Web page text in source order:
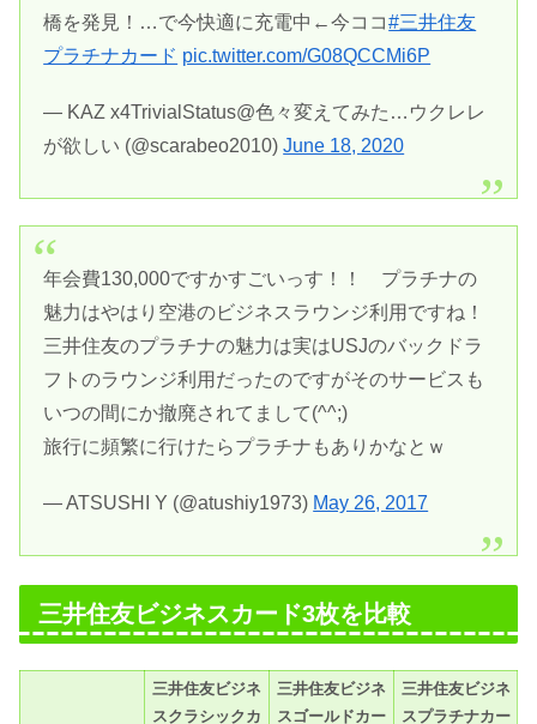
橋を発見！…で今快適に充電中←今ココ#三井住友
プラチナカード pic.twitter.com/G08QCCMi6P
— KAZ x4TrivialStatus@色々変えてみた…ウクレレ
が欲しい (@scarabeo2010)June 18, 2020
年会費130,000ですかすごいっす！！ プラチナの
魅力はやはり空港のビジネスラウンジ利用ですね！
三井住友のプラチナの魅力は実はUSJのバックドラ
フトのラウンジ利用だったのですがそのサービスも
いつの間にか撤廃されてまして(^^;)
旅行に頻繁に行けたらプラチナもありかなとｗ
— ATSUSHI Y (@atushiy1973) May 26, 2017
三井住友ビジネスカード3枚を比較
三井住友ビジネ
スクラシックカ
三井住友ビジネ
スゴールドカー
三井住友ビジネ
スプラチナカー